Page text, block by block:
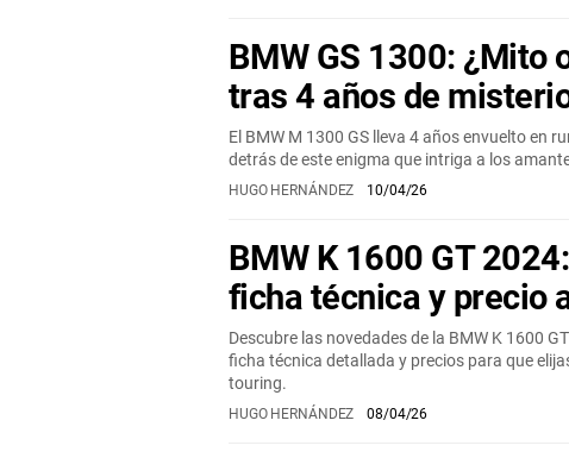
BMW GS 1300: ¿Mito
tras 4 años de
El BMW M 1300 GS lleva 4 años envuelto en
detrás de este enigma que intriga a los
HUGO HERNÁNDEZ 10/04/26
BMW K 1600 GT
ficha técnica y precio
Descubre las novedades de la BMW K 1600
ficha técnica detallada y precios para que
touring.
HUGO HERNÁNDEZ 08/04/26